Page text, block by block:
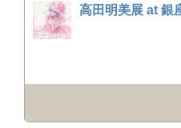
高田明美展 at 銀